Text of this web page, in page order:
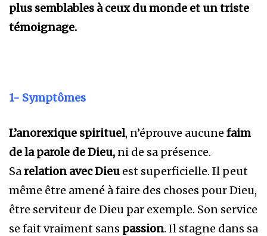
plus semblables à ceux du monde et un triste
témoignage.
1- Symptômes
L’anorexique spirituel, n’éprouve aucune faim
de la parole de Dieu, ni de sa présence.
Sarelation avec Dieu est superficielle. Il peut
même être amené à faire des choses pour Dieu,
être serviteur de Dieu par exemple. Son service
se fait vraiment sans passion. Il stagne dans sa